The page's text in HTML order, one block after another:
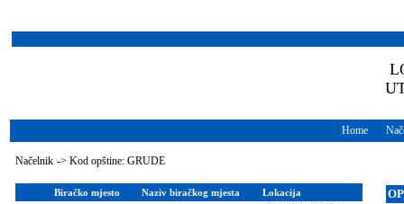
Home
Načelnik -> Kod opštine: GRUDE
Biračko mjesto Naziv biračkog mjesta Lokacija